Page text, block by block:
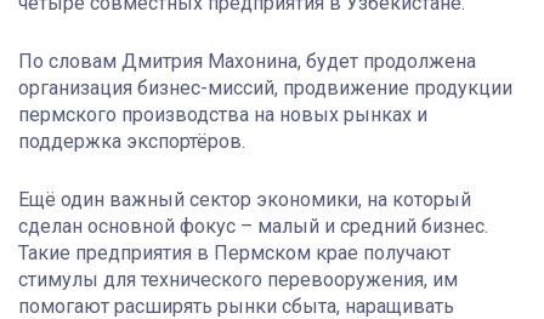
По словам Дмитрия Махонина, будет продолжена
организация бизнес-миссий, продвижение продукции
пермского производства на новых рынках и
поддержка экспортёров.
Ещё один важный сектор экономики, на который
сделан основной фокус – малый и средний бизнес.
Такие предприятия в Пермском крае получают
стимулы для технического перевооружения, им
помогают расширять рынки сбыта, наращивать